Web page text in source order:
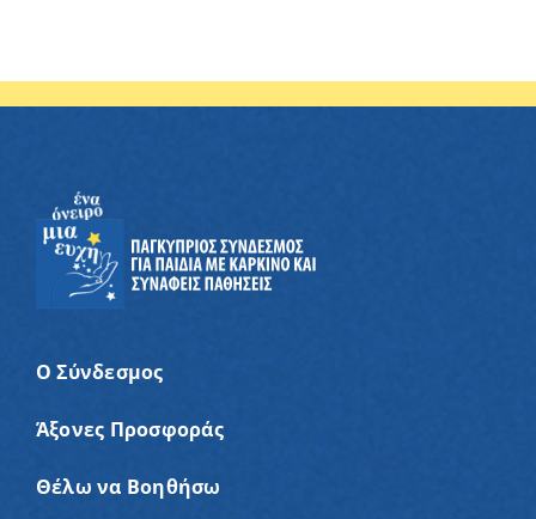
Ο Σύνδεσμος
Άξονες Προσφοράς
Θέλω να Βοηθήσω